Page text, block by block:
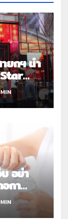
ยกฯ นำ
อย่า
กา
จากการ